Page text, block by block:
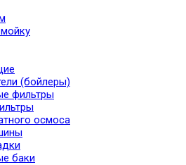
(бойлеры)
фильтры
осмоса
баки